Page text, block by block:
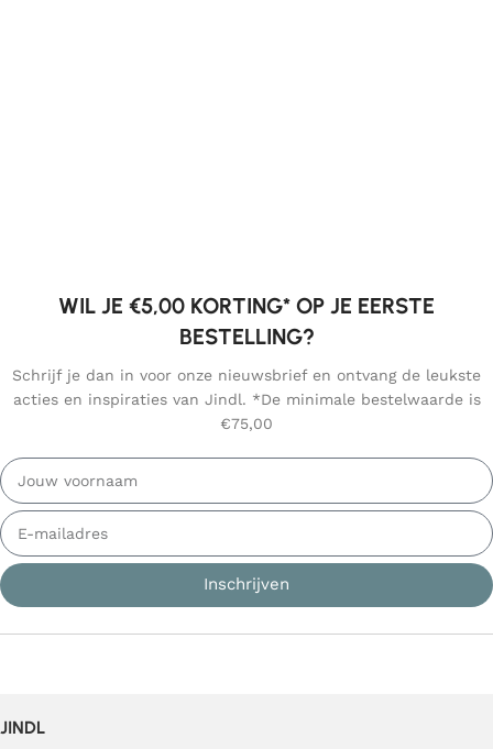
WIL JE €5,00 KORTING* OP JE EERSTE
BESTELLING?
Schrijf je dan in voor onze nieuwsbrief en ontvang de leukste
acties en inspiraties van Jindl. *De minimale bestelwaarde is
€75,00
Inschrijven
JINDL